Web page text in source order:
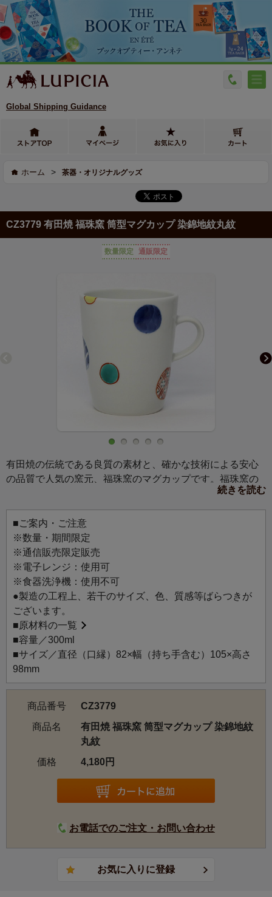
Global Shipping Guidance
ホーム > 茶器・オリジナルグッズ
CZ3779 有田焼 福珠窯 筒型マグカップ 染錦地紋丸紋
数量限定 通販限定
有田焼の伝統である良質の素材と、確かな技術による安心
の品質で人気の窯元、福珠窯のマグカップです。福珠窯の
ものづくりの特徴は、デザイナーと伝統技法を引き継いだ
職人集団の技の結晶です。特に手描きの絵付けを得意とし
ます。
筒型マグカップは、持ち手をやや高めの位置につけること
で、中身が入った時に重さを感じにくくなり、カップを重
ねやすくなります。伝統の丸紋をモダンにレイアウトし
た、人気の高いデザインです。
大切な方への贈りものにもおすすめです。
続きを読む
■ご案内・ご注意
※数量・期間限定
※通信販売限定販売
※電子レンジ：使用可
※食器洗浄機：使用不可
●製造の工程上、若干のサイズ、色、質感等ばらつきが
ございます。
■原材料の一覧
■容量／300ml
■サイズ／直径（口縁）82×幅（持ち手含む）105×高さ
98mm
商品番号
CZ3779
商品名
有田焼 福珠窯 筒型マグカップ 染錦地紋
丸紋
価格
4,180円
お電話でのご注文・お問い合わせ